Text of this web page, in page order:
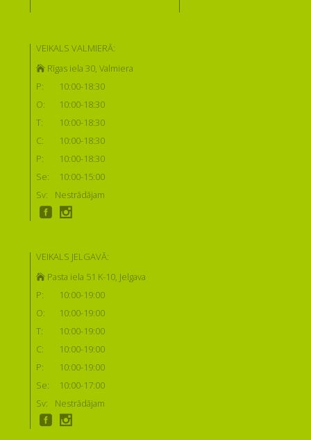
VEIKALS VALMIERĀ:
Rīgas iela 30, Valmiera
P:
10:00-18:30
O:
10:00-18:30
T:
10:00-18:30
C:
10:00-18:30
P:
10:00-18:30
Se:
10:00-15:00
Sv:
Nestrādājam
VEIKALS JELGAVĀ:
Pasta iela 51 K-10, Jelgava
P:
10:00-19:00
O:
10:00-19:00
T:
10:00-19:00
C:
10:00-19:00
P:
10:00-19:00
Se:
10:00-17:00
Sv:
Nestrādājam